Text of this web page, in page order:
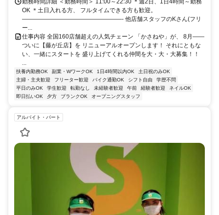
勤務時間詳細 ＜勤務時間＞ 11:00～22:30 ＊週2日、1日4時間～勤務
OK ＊土日入れる方、 フルタイムできる方も歓迎。
―――――――――――――――――‐ 他店舗スタッフのKさん(フリ
ー...
仕事内容 全国160店舗超えの人気チェーン 「かさねや」が、 8月――
ついに【藤が丘店】を リニューアルオープンします！ それにともな
い、一緒にスタートを 盛り上げてくれる仲間を大・大・大募集！！
...
扶養内勤務OK 副業・WワークOK 1日4時間以内OK
土日祝のみOK
主婦・主夫歓迎
フリーター歓迎 バイク通勤OK シフト自由
学歴不問
平日のみOK
学生歓迎 転勤なし 未経験者歓迎 午前 経験者歓迎
ネイルOK
即日払いOK
夕方 ブランクOK オープニングスタッフ
アルバイト・パート